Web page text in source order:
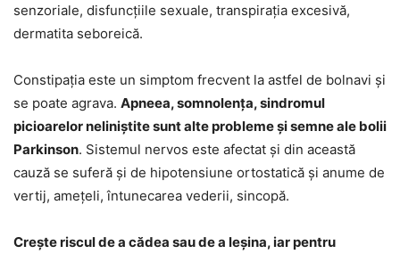
senzoriale, disfuncțiile sexuale, transpirația excesivă,
dermatita seboreică.
Constipația este un simptom frecvent la astfel de bolnavi și
se poate agrava. Apneea, somnolența, sindromul
picioarelor neliniștite sunt alte probleme și semne ale bolii
Parkinson. Sistemul nervos este afectat și din această
cauză se suferă și de hipotensiune ortostatică și anume de
vertij, amețeli, întunecarea vederii, sincopă.
Crește riscul de a cădea sau de a leșina, iar pentru